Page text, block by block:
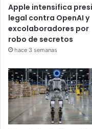
Apple intensifica
legal contra OpenAI y
excolaboradores por
robo de secretos
hace 3 semanas